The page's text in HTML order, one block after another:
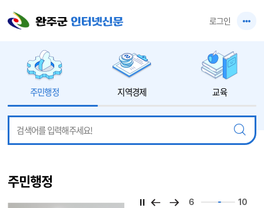
로그인
주민행정 지역경제 교육
주민행정
6 10